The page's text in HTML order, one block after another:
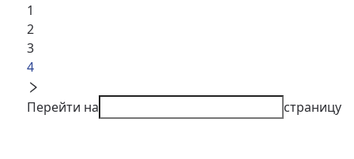
1
2
3
4
Перейти на страницу